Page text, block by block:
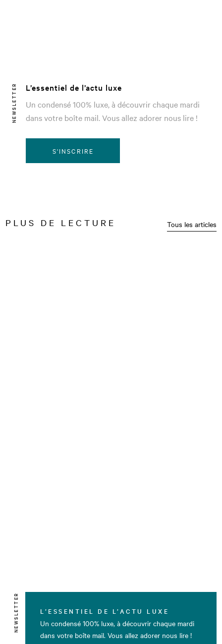
NEWSLETTER
L’essentiel de l’actu luxe
Un condensé 100% luxe, à découvrir chaque mardi
dans votre boîte mail. Vous allez adorer nous lire !
S'INSCRIRE
PLUS DE LECTURE Tous les articles
NEWSLETTER L’ESSENTIEL DE L’ACTU LUXE
Un condensé 100% luxe, à découvrir chaque mardi
dans votre boîte mail. Vous allez adorer nous lire !